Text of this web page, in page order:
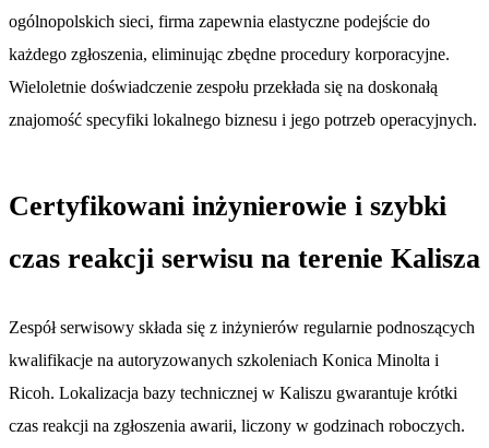
ogólnopolskich sieci, firma zapewnia elastyczne podejście do
każdego zgłoszenia, eliminując zbędne procedury korporacyjne.
Wieloletnie doświadczenie zespołu przekłada się na doskonałą
znajomość specyfiki lokalnego biznesu i jego potrzeb operacyjnych.
Certyfikowani inżynierowie i szybki
czas reakcji serwisu na terenie Kalisza
Zespół serwisowy składa się z inżynierów regularnie podnoszących
kwalifikacje na autoryzowanych szkoleniach Konica Minolta i
Ricoh. Lokalizacja bazy technicznej w Kaliszu gwarantuje krótki
czas reakcji na zgłoszenia awarii, liczony w godzinach roboczych.